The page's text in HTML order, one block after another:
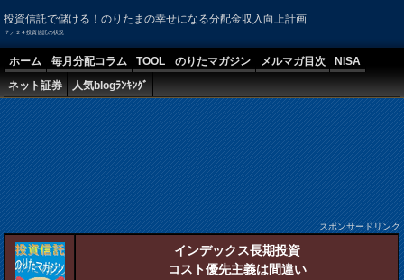
投資信託で儲ける！のりたまの幸せになる分配金収入向上計画
７／２４投資信託の状況
ホーム 毎月分配コラム TOOL のりたマガジン メルマガ目次
NISA
ネット証券
人気blogﾗﾝｷﾝｸﾞ
スポンサードリンク
インデックス長期投資
コスト優先主義は間違い